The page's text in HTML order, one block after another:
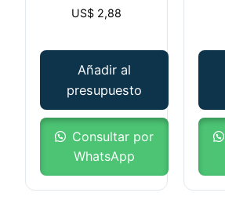
US$2,88
Añadir al
presupuesto
Consultar por
WhatsApp